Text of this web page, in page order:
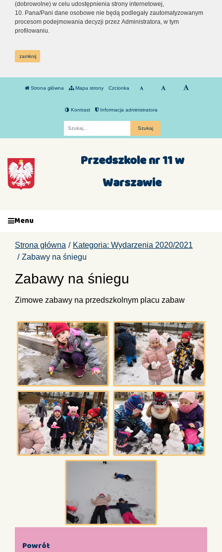
(dobrowolne) w celu udostępnienia strony internetowej,
10. Pana/Pani dane osobowe nie będą podlegały zautomatyzowanym
procesom podejmowania decyzji przez Administratora, w tym
profilowaniu.
zamknij
Strona główna Mapa strony Czcionka
Kontrast Informacja administratora
Przedszkole nr 11 w
Warszawie
Menu
Strona główna
Kategoria: Wydarzenia 2020/2021
Zabawy na śniegu
Zabawy na śniegu
Zimowe zabawy na przedszkolnym placu zabaw
Powrót